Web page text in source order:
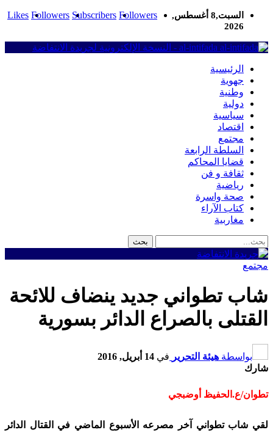
Likes Followers Subscribers Followers
السبت,8 أغسطس,
2026
al-intifada - النسخة الإلكترونية لجريدة الانتفاضة
الرئيسية
جهوية
وطنية
دولية
سياسية
اقتصاد
مجتمع
السلطة الرابعة
قضايا المحاكم
ثقافة و فن
رياضية
صحة واسرة
كتاب الآراء
مغاربية
مجتمع
شاب تطواني جديد ينضاف للائحة
القتلى بالصراع الدائر بسورية
بواسطة هيئة التحرير في 14 أبريل, 2016
شارك
تطوان/ع.الحفيظ أوضبجي
لقي شاب تطواني آخر مصرعه الأسبوع الماضي في القتال الدائر